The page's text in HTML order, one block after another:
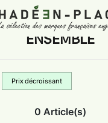
ENSEMBLE
Prix décroissant
0 Article(s)